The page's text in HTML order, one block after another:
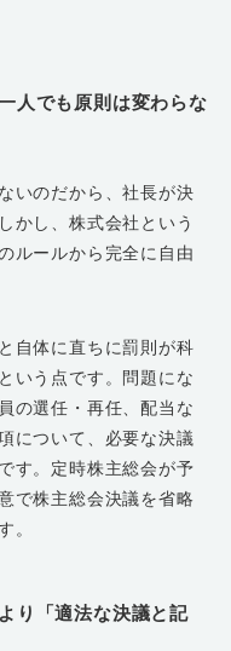
人でも原則は変わらな
いのだから、社長が決
かし、株式会社という
ルールから完全に自由
自体に直ちに罰則が科
いう点です。問題にな
の選任・再任、配当な
について、必要な決議
す。定時株主総会が予
で株主総会決議を省略
。
り「適法な決議と記